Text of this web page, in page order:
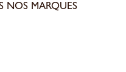
NOS MARQUES